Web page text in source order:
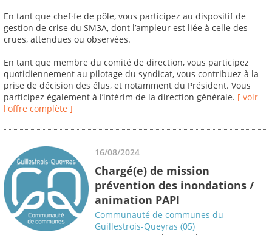
En tant que chef·fe de pôle, vous participez au dispositif de
gestion de crise du SM3A, dont l’ampleur est liée à celle des
crues, attendues ou observées.
En tant que membre du comité de direction, vous participez
quotidiennement au pilotage du syndicat, vous contribuez à la
prise de décision des élus, et notamment du Président. Vous
participez également à l’intérim de la direction générale. [ voir
l'offre complète ]
16/08/2024
Chargé(e) de mission
prévention des inondations /
animation PAPI
Communauté de communes du
Guillestrois-Queyras (05)